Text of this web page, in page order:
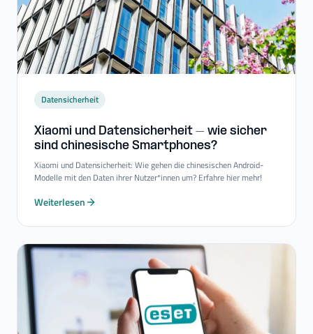
Datensicherheit
Xiaomi und Datensicherheit – wie sicher
sind chinesische Smartphones?
Xiaomi und Datensicherheit: Wie gehen die chinesischen Android-
Modelle mit den Daten ihrer Nutzer*innen um? Erfahre hier mehr!
Weiterlesen